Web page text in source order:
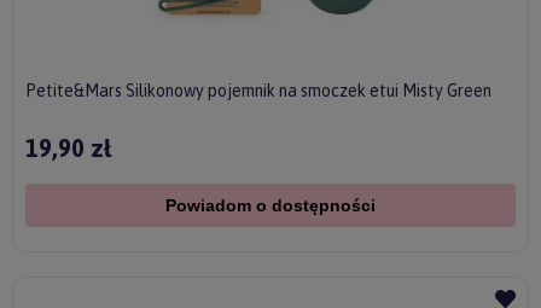
Petite&Mars Silikonowy pojemnik na smoczek etui Misty Green
19,90 zł
Powiadom o dostępności